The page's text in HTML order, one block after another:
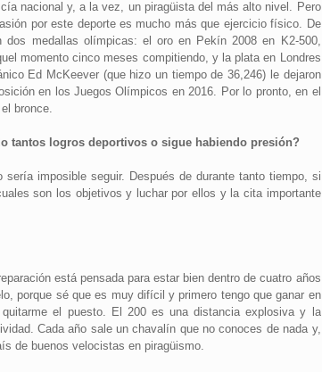
nacional y, a la vez, un piragüista del más alto nivel. Pero
por este deporte es mucho más que ejercicio físico. De
medallas olímpicas: el oro en Pekín 2008 en K2-500,
momento cinco meses compitiendo, y la plata en Londres
Ed McKeever (que hizo un tiempo de 36,246) le dejaron
en los Juegos Olímpicos en 2016. Por lo pronto, en el
bronce.
tantos logros deportivos o sigue habiendo presión?
imposible seguir. Después de durante tanto tiempo, si
son los objetivos y luchar por ellos y la cita importante
está pensada para estar bien dentro de cuatro años
porque sé que es muy difícil y primero tengo que ganar en
el puesto. El 200 es una distancia explosiva y la
Cada año sale un chavalín que no conoces de nada y,
de buenos velocistas en piragüismo.